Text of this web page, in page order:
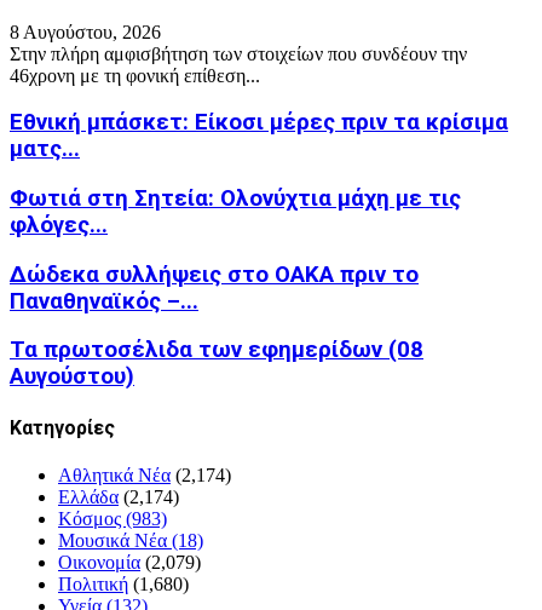
8 Αυγούστου, 2026
Στην πλήρη αμφισβήτηση των στοιχείων που συνδέουν την
46χρονη με τη φονική επίθεση...
Εθνική μπάσκετ: Είκοσι μέρες πριν τα κρίσιμα
ματς...
Φωτιά στη Σητεία: Ολονύχτια μάχη με τις
φλόγες...
Δώδεκα συλλήψεις στο ΟΑΚΑ πριν το
Παναθηναϊκός –...
Τα πρωτοσέλιδα των εφημερίδων (08
Αυγούστου)
Kατηγορίες
Αθλητικά Νέα (2,174)
Ελλάδα (2,174)
Κόσμος (983)
Μουσικά Νέα (18)
Οικονομία (2,079)
Πολιτική (1,680)
Υγεία (132)